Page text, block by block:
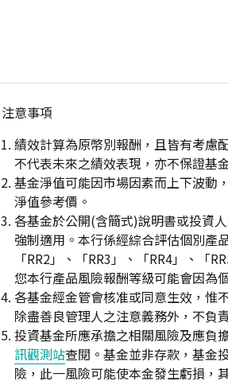
注意事項
績效計算為原幣別報酬，且皆有考慮
不代表未來之績效表現，亦不保證基
基金淨值可能因市場因素而上下波動
淨值參考價。
各基金於公開(含簡式)說明書或投資
強制適用。本行係經綜合評估個別產
「RR2」、「RR3」、「RR4」、
您本行產品風險報酬等級可能會因為
各基金經金管會核准或同意生效，惟
除盡善良管理人之注意義務外，不負
投資基金所應承擔之相關風險及應負
訊觀測站查閱。基金並非存款，基金
險，此一風險可能使本金發生虧損，